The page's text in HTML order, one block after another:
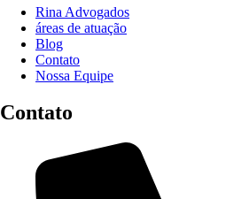
Rina Advogados
áreas de atuação
Blog
Contato
Nossa Equipe
Contato